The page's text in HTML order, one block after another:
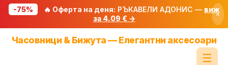
-75% 🔥 Оферта на деня: РЪКАВЕЛИ АДОНИС — виж
за 4.09 € →
×
Часовници & Бижута — Елегантни аксесоари
☰